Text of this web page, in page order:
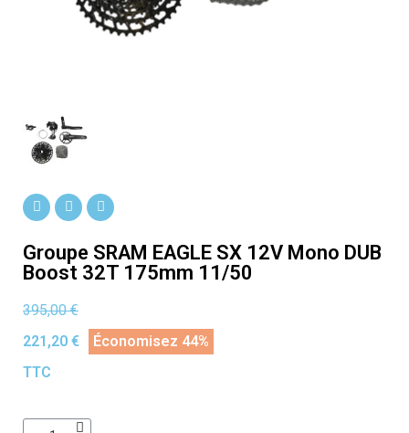
Groupe SRAM EAGLE SX 12V Mono DUB
Boost 32T 175mm 11/50
395,00 €
221,20 €
Économisez 44%
TTC